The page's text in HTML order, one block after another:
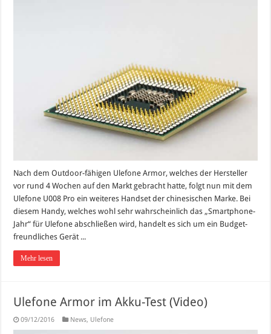
Nach dem Outdoor-fähigen Ulefone Armor, welches der Hersteller
vor rund 4 Wochen auf den Markt gebracht hatte, folgt nun mit dem
Ulefone U008 Pro ein weiteres Handset der chinesischen Marke. Bei
diesem Handy, welches wohl sehr wahrscheinlich das „Smartphone-
Jahr“ für Ulefone abschließen wird, handelt es sich um ein Budget-
freundliches Gerät ...
Mehr lesen
Ulefone Armor im Akku-Test (Video)
09/12/2016 News, Ulefone